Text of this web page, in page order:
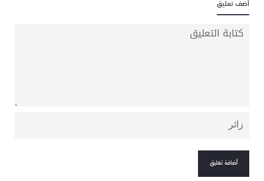
أضف تعليق